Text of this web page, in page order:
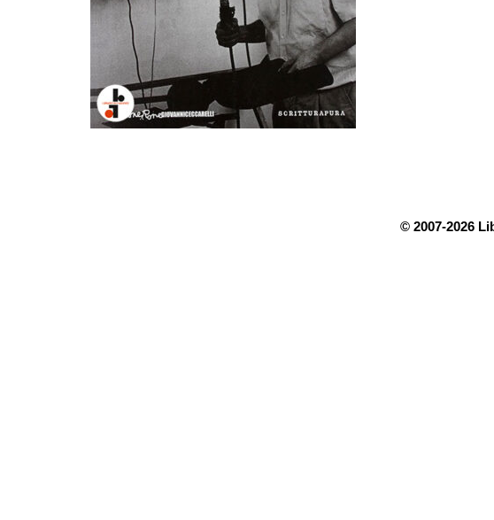
© 2007-2026